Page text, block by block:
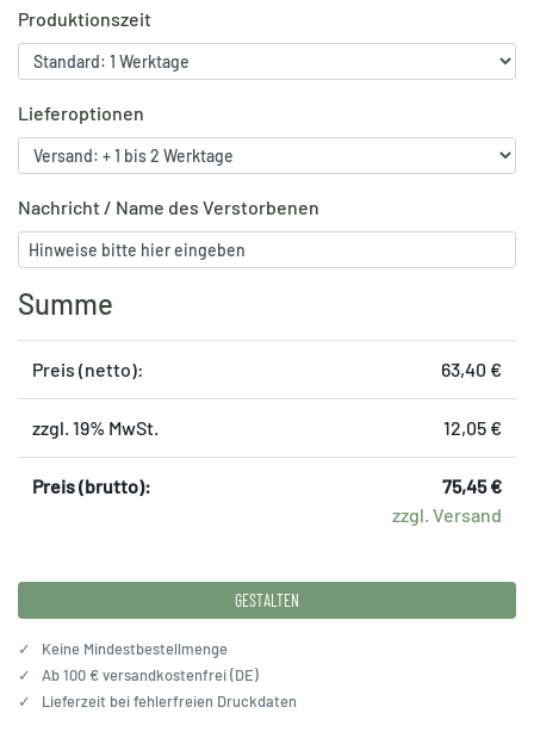
Produktionszeit
Lieferoptionen
Nachricht / Name des Verstorbenen
Summe
Preis (netto): 63,40 €
zzgl. 19% MwSt. 12,05 €
Preis (brutto):
75,45 €
zzgl. Versand
GESTALTEN
✓
Keine Mindestbestellmenge
✓
Ab 100 € versandkostenfrei (DE)
✓
Lieferzeit bei fehlerfreien Druckdaten